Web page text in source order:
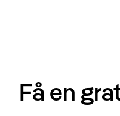
Få en